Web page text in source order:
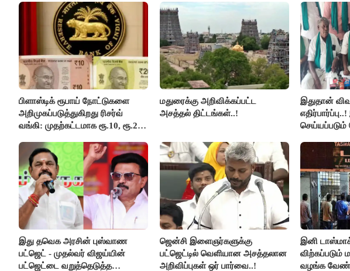
பிளாஸ்டிக் ரூபாய் நோட்டுகளை
அறிமுகப்படுத்துகிறது ரிசர்வ்
வங்கி: முதற்கட்டமாக ரூ.10, ரூ.20
மதுரைக்கு அறிவிக்கப்பட்ட
அசத்தல் திட்டங்கள்..!
இதுதான்
கோரிக்கை!
இது தவெக அரசின் புஸ்வாண
பட்ஜெட் - முதல்வர் விஜய்யின்
பட்ஜெட்டை வறுத்தெடுத்த
ஜென்சி இளைஞர்களுக்கு
பட்ஜெட்டில் வெளியான அசத்தலான
அறிவிப்புகள் ஒர் பார்வை..!
இனி
விற்கப்படும்
வழங்க